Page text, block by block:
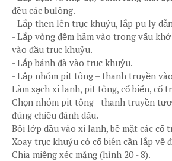
đều các bulông.
- Lắp then lên trục khuỷu, lắp pu ly
- Lắp vòng đệm hãm vào trong vấu
vào đầu trục khuỷu.
- Lắp bánh đà vào trục khuỷu.
- Lắp nhóm pit tông – thanh truyền
Làm sạch xi lanh, pit tông, cổ biển, cổ
Chọn nhóm pit tông - thanh truyền
đúng chiều đánh dấu.
Bôi lớp dầu vào xi lanh, bề mặt các cổ
Xoay trục khuỷu có cổ biên cần lắp về
Chia miệng xéc măng (hình 20 - 8).